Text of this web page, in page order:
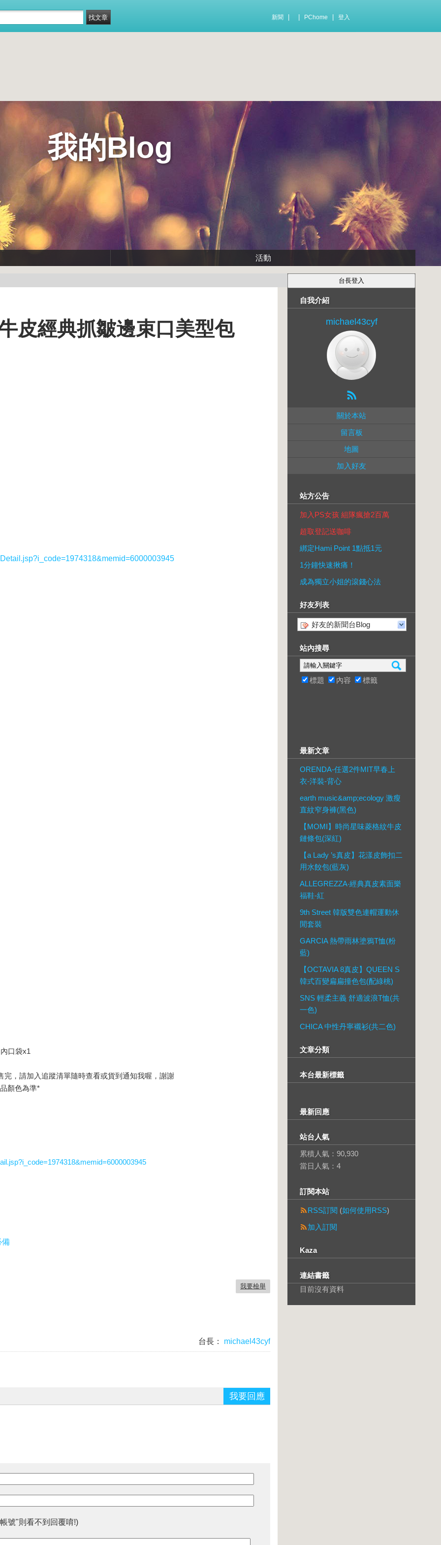
新聞 PChome 登入
我的Blog
活動
皮經典抓皺邊束口美型包
口袋x1
，請加入追蹤清單隨時查看或貨到通知我喔，謝謝
顏色為準*
備
我要檢舉
台長：
michael43cyf
我要回應
號"則看不到回覆唷!)
自我介紹
michael43cyf
關於本站
留言板
地圖
加入好友
站方公告
加入PS女孩 組隊瘋搶2百萬
超取登記送咖啡
綁定Hami Point 1點抵1元
1分鐘快速揪痛！
成為獨立小姐的滾錢心法
好友列表
好友的新聞台Blog
站內搜尋
標題 內容 標籤
最新文章
ORENDA-任選2件MIT早春上
衣-洋裝-背心
earth music&amp;ecology 激瘦
直紋窄身褲(黑色)
【MOMI】時尚星味菱格紋牛皮
鏈條包(深紅)
【a Lady ’s真皮】花漾皮飾扣二
用水餃包(藍灰)
ALLEGREZZA‧經典真皮素面樂
福鞋-紅
9th Street 韓版雙色連帽運動休
閒套裝
GARCIA 熱帶雨林塗鴉T恤(粉
藍)
【OCTAVIA 8真皮】QUEEN S
韓式百變扁扁撞色包(配綠桃)
SNS 輕柔主義 舒適波浪T恤(共
一色)
CHICA 中性丹寧襯衫(共二色)
文章分類
本台最新標籤
最新回應
站台人氣
累積人氣： 90,930
當日人氣： 4
訂閱本站
RSS訂閱 (如何使用RSS)
加入訂閱
Kaza
連結書籤
目前沒有資料